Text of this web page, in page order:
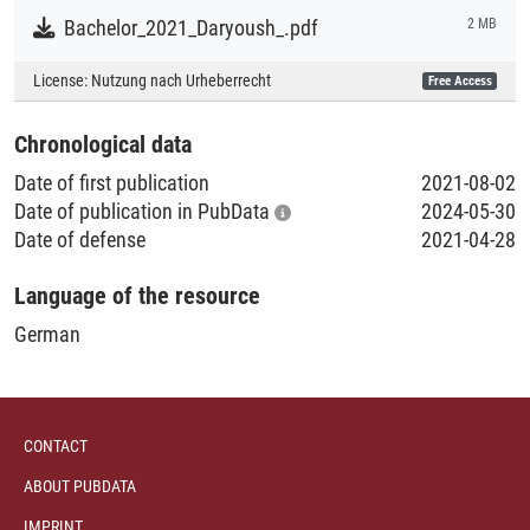
Bachelor_2021_Daryoush_.pdf 2 MB
License: Nutzung nach Urheberrecht Free Access
Chronological data
Date of first publication
2021-08-02
Date of publication in PubData
2024-05-30
Date of defense
2021-04-28
Language of the resource
German
Abbrechendenquote könnte steigen. Die Grundlage für eine
gerechtere Gesellschaft liegt im Vorhandensein von
Bildungsgerechtigkeit und dem Zugang zu
Hochschulbildung. Die Corona-Pandemie stellt
Studieninteressierte und Studierende hier vor zusätzliche
Herausforderungen.
Collections
Literaturpublikationen
CONTACT
ABOUT PUBDATA